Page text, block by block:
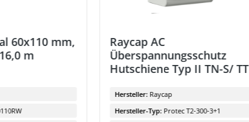
60x110 mm,
m
Raycap AC
Überspannungsschutz
Hutschiene Typ II TN-S/ TT
Hersteller: Raycap
Hersteller-Typ: Protec T2-300-3+1